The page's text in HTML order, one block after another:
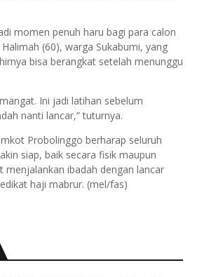
momen penuh haru bagi para calon
(60), warga Sukabumi, yang
bisa berangkat setelah menunggu
Ini jadi latihan sebelum
nanti lancar,” tuturnya.
Probolinggo berharap seluruh
siap, baik secara fisik maupun
menjalankan ibadah dengan lancar
haji mabrur. (mel/fas)